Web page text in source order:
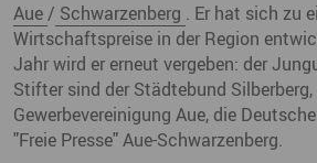
Aue/ Schwarzenberg . Er hat sich zu
Wirtschaftspreise in der Region
Jahr wird er erneut vergeben: der
Stifter sind der Städtebund Silberberg,
Gewerbevereinigung Aue, die
"Freie Presse" Aue-Schwarzenberg.